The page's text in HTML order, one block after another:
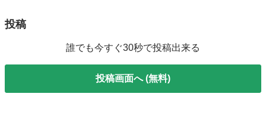
投稿
誰でも今すぐ30秒で投稿出来る
投稿画面へ (無料)